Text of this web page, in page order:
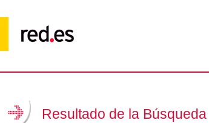
Resultado de la Búsqueda